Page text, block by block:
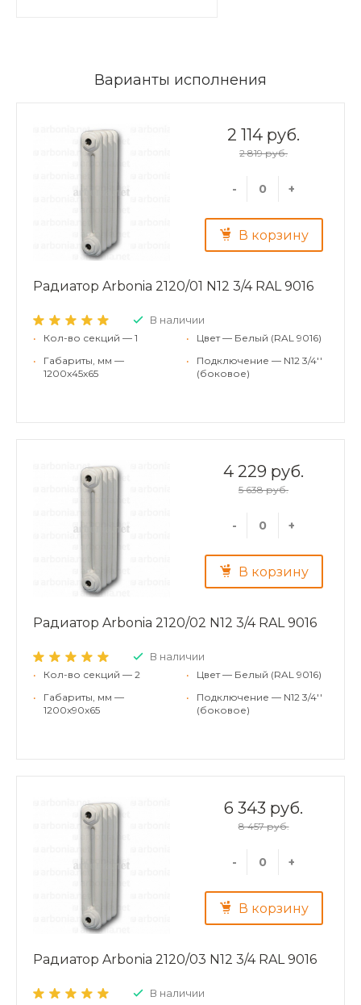
Варианты исполнения
2 114 руб.
2 819 руб.
- +
В корзину
Радиатор Arbonia 2120/01 N12 3/4 RAL 9016
В наличии
•
Кол-во секций — 1
•
Габариты, мм —
1200x45x65
•
Цвет — Белый (RAL 9016)
•
Подключение — N12 3/4''
(боковое)
4 229 руб.
5 638 руб.
- +
В корзину
Радиатор Arbonia 2120/02 N12 3/4 RAL 9016
В наличии
•
Кол-во секций — 2
•
Габариты, мм —
1200x90x65
•
Цвет — Белый (RAL 9016)
•
Подключение — N12 3/4''
(боковое)
6 343 руб.
8 457 руб.
- +
В корзину
Радиатор Arbonia 2120/03 N12 3/4 RAL 9016
В наличии